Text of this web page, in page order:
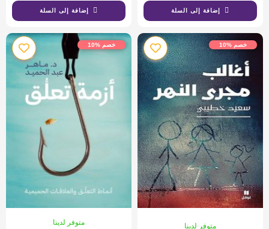
إضافة إلى السلة إضافة إلى السلة
خصم %10
متوفر لدينا
خصم %10
متوفر لدينا